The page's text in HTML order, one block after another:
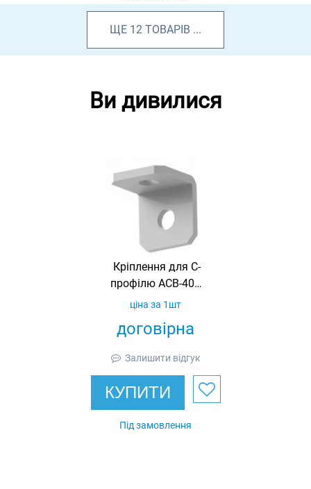
ЩЕ 12 ТОВАРІВ ...
Ви дивилися
Кріплення для С-
профілю ACB-402,
гарячеоцинковане,
договірна
ціна за 1шт
Залишити відгук
КУПИТИ
Під замовлення